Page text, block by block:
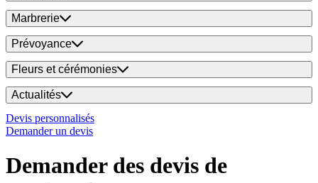
Marbrerie
Prévoyance
Fleurs et cérémonies
Actualités
Devis personnalisés
Demander un devis
Demander des devis de